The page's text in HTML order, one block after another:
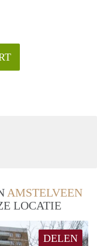
AMSTELVEEN
LOCATIE
DELEN